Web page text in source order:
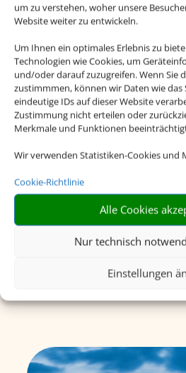
um zu verstehen, woher unsere
Website weiter zu entwickeln.
Um Ihnen ein optimales Erlebnis zu
Technologien wie Cookies, um
und/oder darauf zuzugreifen. Wenn Sie
zustimmmen, können wir Daten wie
eindeutige IDs auf dieser Website
Zustimmung nicht erteilen oder
Merkmale und Funktionen
Wir verwenden Statistiken-Cookies und
Cookie-Richtlinie
Alle Cookies
Nur technisch
Einstellungen
Beliebte
Hier finden Sie
Reiseziele. Lassen